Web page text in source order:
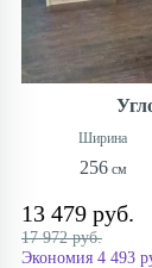
256
13 479 руб.
17 972 руб.
Экономия 4 493